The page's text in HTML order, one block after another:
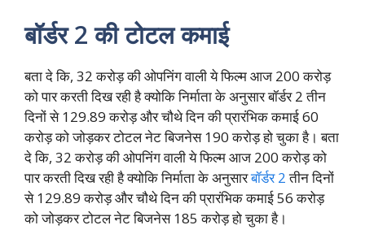
बॉर्डर 2 की टोटल कमाई
बता दे कि, 32 करोड़ की ओपनिंग वाली ये फिल्म आज 200 करोड़
को पार करती दिख रही है क्योकि निर्माता के अनुसार बॉर्डर 2 तीन
दिनों से 129.89 करोड़ और चौथे दिन की प्रारंभिक कमाई 60
करोड़ को जोड़कर टोटल नेट बिजनेस 190 करोड़ हो चुका है। बता
दे कि, 32 करोड़ की ओपनिंग वाली ये फिल्म आज 200 करोड़ को
पार करती दिख रही है क्योकि निर्माता के अनुसारबॉर्डर 2तीन दिनों
से 129.89 करोड़ और चौथे दिन की प्रारंभिक कमाई 56 करोड़
को जोड़कर टोटल नेट बिजनेस 185 करोड़ हो चुका है।